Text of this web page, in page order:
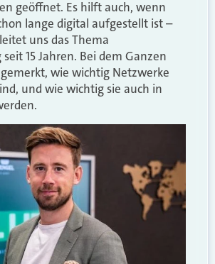
geöffnet. Es hilft auch, wenn
lange digital aufgestellt ist –
uns das Thema
15 Jahren. Bei dem Ganzen
wie wichtig Netzwerke
und wie wichtig sie auch in